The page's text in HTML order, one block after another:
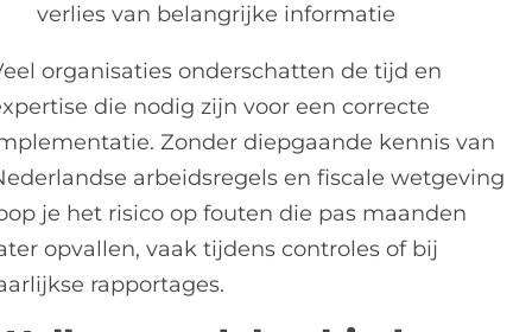
verlies van belangrijke informatie
organisaties onderschatten de tijd en
die nodig zijn voor een correcte
Zonder diepgaande kennis van
arbeidsregels en fiscale wetgeving
je het risico op fouten die pas maanden
opvallen, vaak tijdens controles of bij
rapportages.